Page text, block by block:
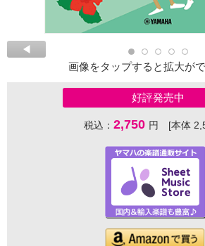
画像をタップすると拡大がで
好評発売中
税込： 2,750 円 [本体